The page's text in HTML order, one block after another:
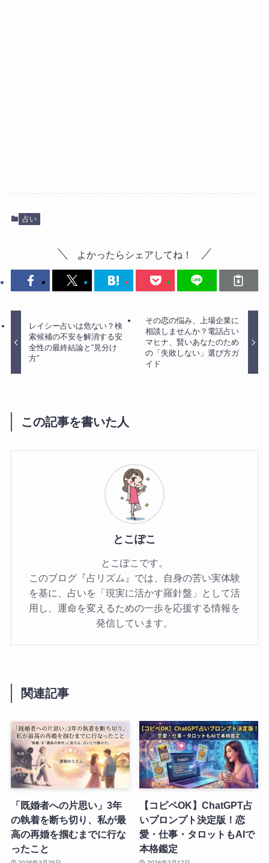
占い
よかったらシェアしてね！
レイシー占いは危ない？検
索候補の不安を解消する安
全性の最終結論と“見分け
方”
その恋の悩み、上場企業に
相談しませんか？電話占い
マヒナ、賢いあなたのため
の「失敗しない」選び方ガ
イド
この記事を書いた人
とこぽこ
とこぽこです。
このブログ『占リズム』では、自身の苦い実体験
を基に、占いを「現実に活かす羅針盤」として活
用し、運命を変えるための一歩を応援する情報を
発信しています。
関連記事
「既婚者への片思い」3年
の執着を断ち切り、私が最
高の再婚を掴むまでに行な
ったこと
【コピペOK】ChatGPT占
いプロンプト決定版！恋
愛・仕事・タロットもAIで
本格鑑定